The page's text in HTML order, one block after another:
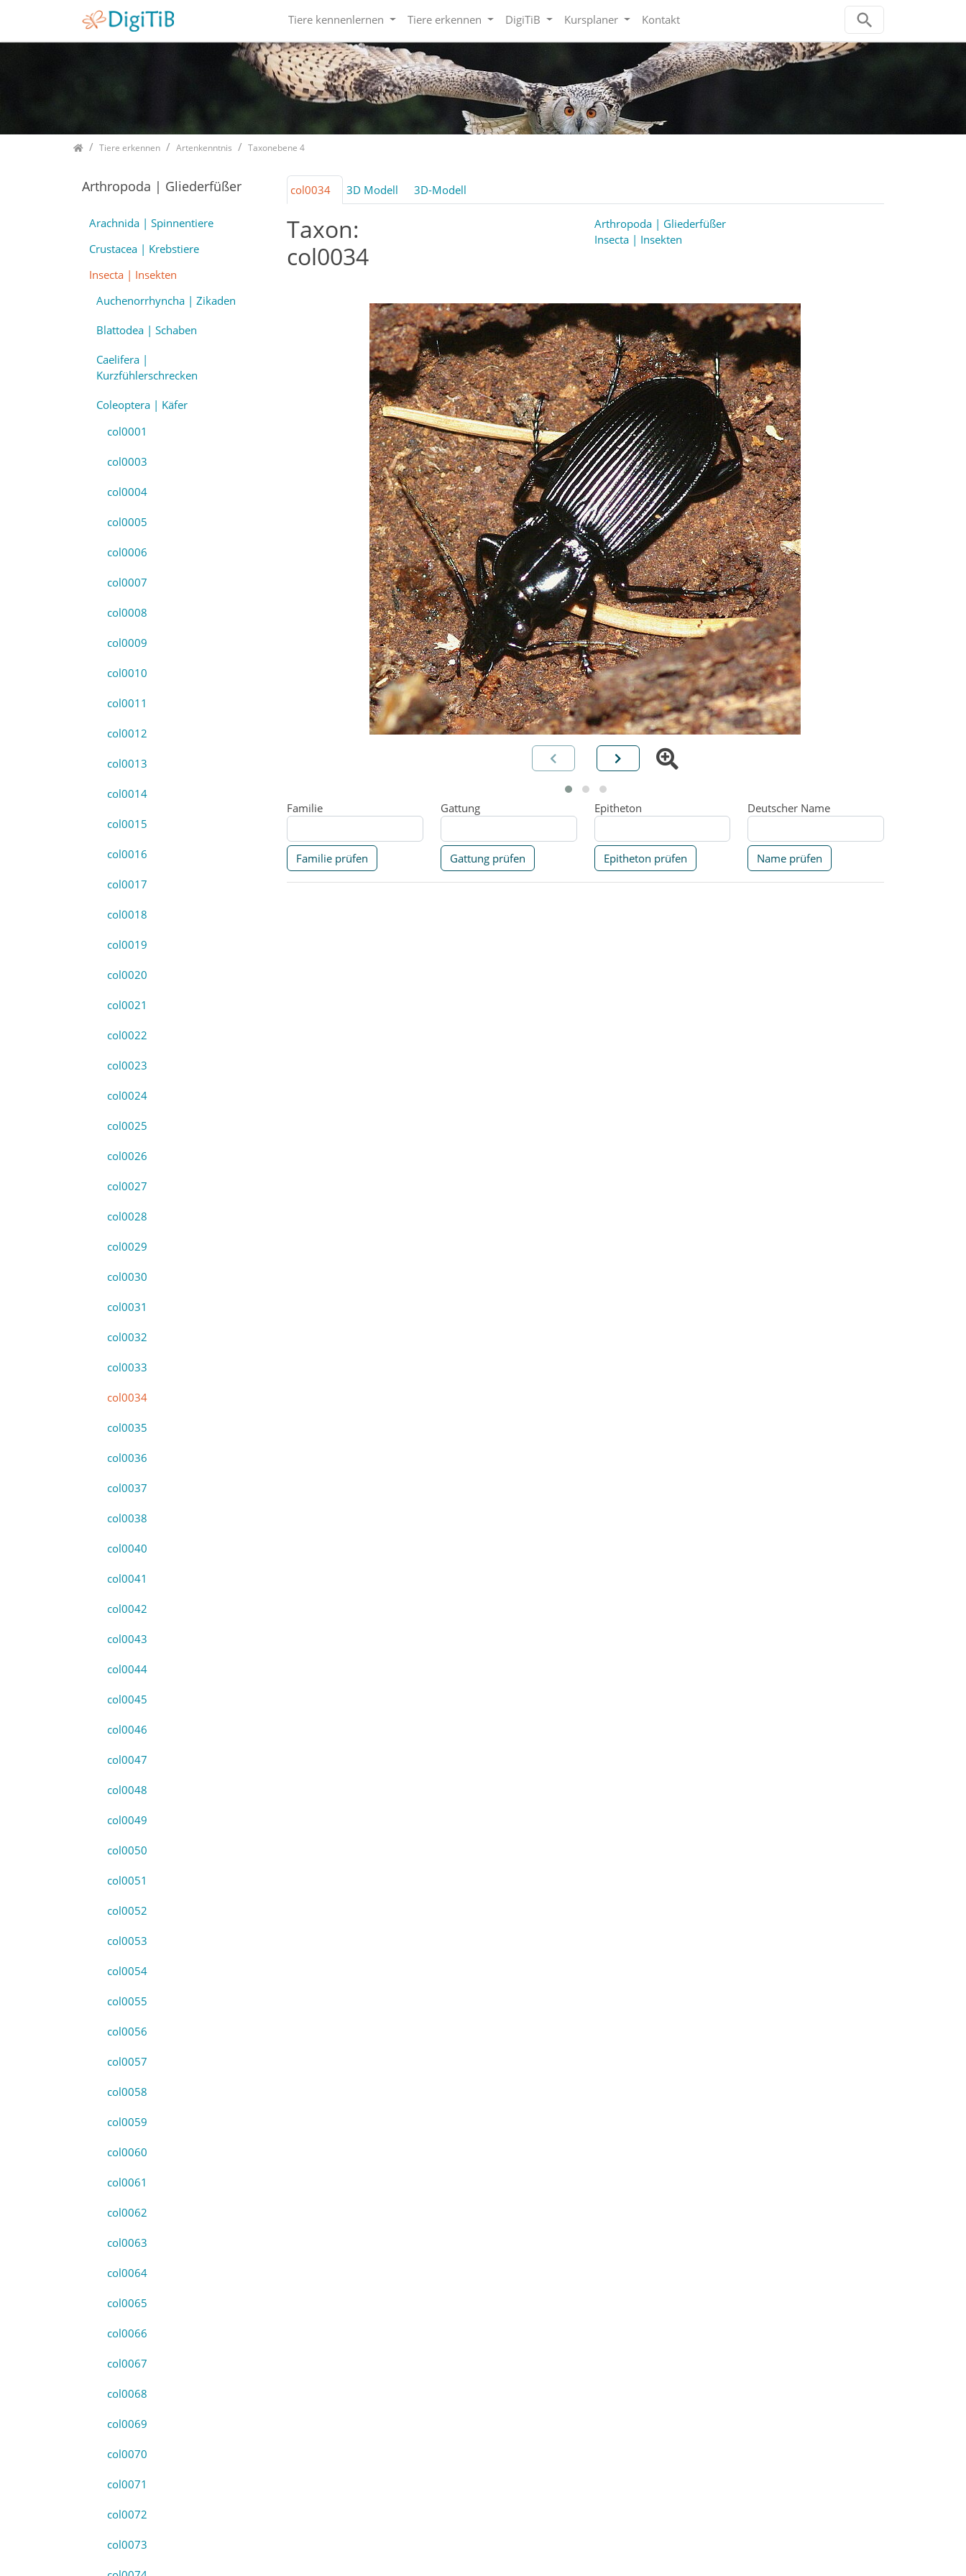
Tiere kennenlernen Tiere erkennen DigiTiB Kursplaner Kontakt
HomeTiere erkennen Artenkenntnis Taxonebene 4
col0034 3D Modell 3D-Modell
Taxon:
col0034
Arthropoda | Gliederfüßer
Insecta | Insekten
Familie
Familie prüfen
Gattung
Gattung prüfen
Epitheton
Epitheton prüfen
Deutscher Name
Name prüfen
Arthropoda | Gliederfüßer
Arachnida | Spinnentiere
Crustacea | Krebstiere
Insecta | Insekten
Auchenorrhyncha | Zikaden
Blattodea | Schaben
Caelifera |
Kurzfühlerschrecken
Coleoptera | Käfer
col0001
col0003
col0004
col0005
col0006
col0007
col0008
col0009
col0010
col0011
col0012
col0013
col0014
col0015
col0016
col0017
col0018
col0019
col0020
col0021
col0022
col0023
col0024
col0025
col0026
col0027
col0028
col0029
col0030
col0031
col0032
col0033
col0034
col0035
col0036
col0037
col0038
col0040
col0041
col0042
col0043
col0044
col0045
col0046
col0047
col0048
col0049
col0050
col0051
col0052
col0053
col0054
col0055
col0056
col0057
col0058
col0059
col0060
col0061
col0062
col0063
col0064
col0065
col0066
col0067
col0068
col0069
col0070
col0071
col0072
col0073